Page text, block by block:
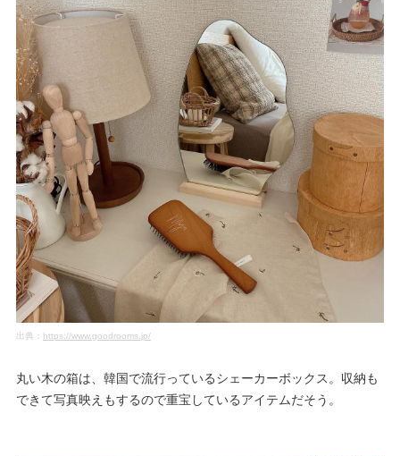
出典： https://www.goodrooms.jp/
丸い木の箱は、韓国で流行っているシェーカーボックス。収納も
できて写真映えもするので重宝しているアイテムだそう。